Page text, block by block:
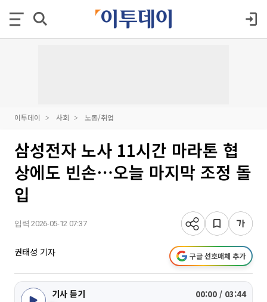
이투데이 사회 노동/취업
삼성전자 노사 11시간 마라톤 협
상에도 빈손⋯오늘 마지막 조정 돌
입
입력 2026-05-12 07:37
권태성 기자 구글 선호매체 추가
기사 듣기 00:00 / 03:44